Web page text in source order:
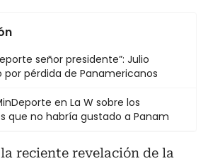
señor presidente”: Julio
por pérdida de Panamericanos
en La W sobre los
que no habría gustado a Panam
reciente revelación de la